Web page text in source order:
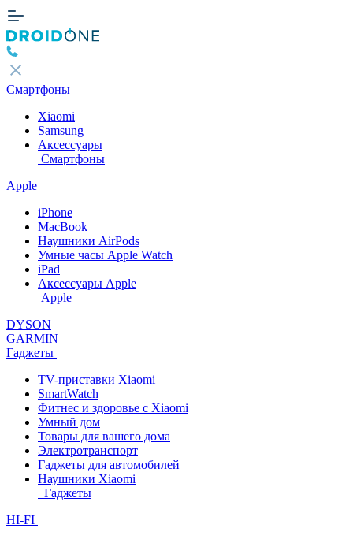
Смартфоны
Xiaomi
Samsung
Аксессуары
Смартфоны
Apple
iPhone
MacBook
Наушники AirPods
Умные часы Apple Watch
iPad
Аксессуары Apple
Apple
DYSON
GARMIN
Гаджеты
TV-приставки Xiaomi
SmartWatch
Фитнес и здоровье с Xiaomi
Умный дом
Товары для вашего дома
Электротранспорт
Гаджеты для автомобилей
Наушники Xiaomi
Гаджеты
HI-FI